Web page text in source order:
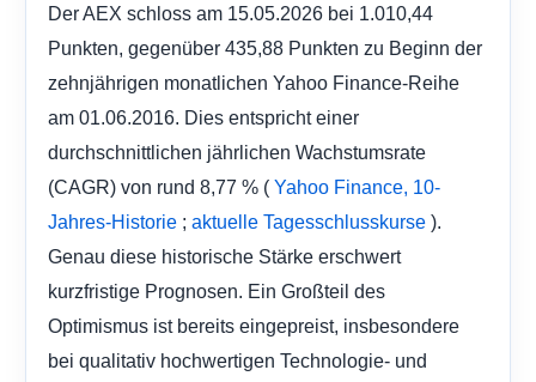
Der AEX schloss am 15.05.2026 bei 1.010,44
Punkten, gegenüber 435,88 Punkten zu Beginn der
zehnjährigen monatlichen Yahoo Finance-Reihe
am 01.06.2016. Dies entspricht einer
durchschnittlichen jährlichen Wachstumsrate
(CAGR) von rund 8,77 % ( Yahoo Finance, 10-
Jahres-Historie ; aktuelle Tagesschlusskurse ).
Genau diese historische Stärke erschwert
kurzfristige Prognosen. Ein Großteil des
Optimismus ist bereits eingepreist, insbesondere
bei qualitativ hochwertigen Technologie- und